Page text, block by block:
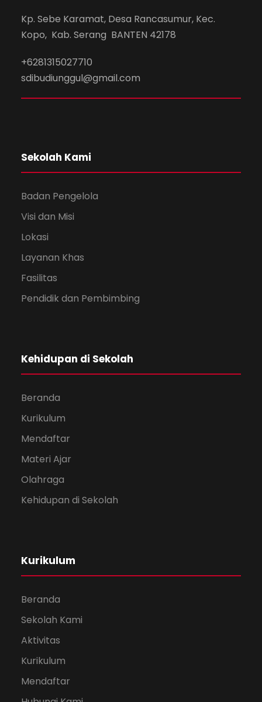
Kp. Sebe Karamat, Desa Rancasumur, Kec.
Kopo, Kab. Serang BANTEN 42178
+6281315027710
sdibudiunggul@gmail.com
Sekolah Kami
Badan Pengelola
Visi dan Misi
Lokasi
Layanan Khas
Fasilitas
Pendidik dan Pembimbing
Kehidupan di Sekolah
Beranda
Kurikulum
Mendaftar
Materi Ajar
Olahraga
Kehidupan di Sekolah
Kurikulum
Beranda
Sekolah Kami
Aktivitas
Kurikulum
Mendaftar